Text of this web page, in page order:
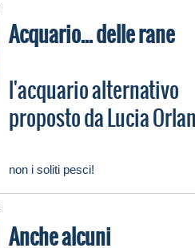
Acquario... delle rane
l'acquario alternativo
proposto da Lucia
non i soliti pesci!
Anche alcuni